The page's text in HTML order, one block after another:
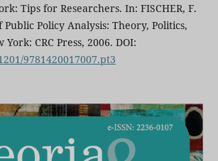
Tips for Researchers. In: FISCHER, F.
Policy Analysis: Theory, Politics,
CRC Press, 2006. DOI:
9781420017007.pt3